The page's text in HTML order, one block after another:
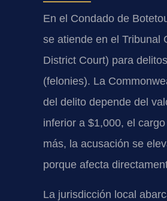
En el Condado de
se atiende en el Tribunal
District Court) para
(felonies). La
del delito depende del
inferior a $1,000, el
más, la acusación se
porque afecta
La jurisdicción local